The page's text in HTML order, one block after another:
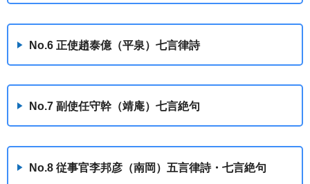
No.6 正使趙泰億（平泉）七言律詩
No.7 副使任守幹（靖庵）七言絶句
No.8 従事官李邦彦（南岡）五言律詩・七言絶句